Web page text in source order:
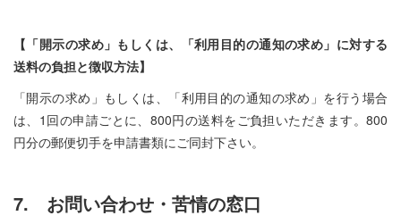
【「開示の求め」もしくは、「利用目的の通知の求め」に対する
送料の負担と徴収方法】
「開示の求め」もしくは、「利用目的の通知の求め」を行う場合
は、1回の申請ごとに、800円の送料をご負担いただきます。800
円分の郵便切手を申請書類にご同封下さい。
7. お問い合わせ・苦情の窓口